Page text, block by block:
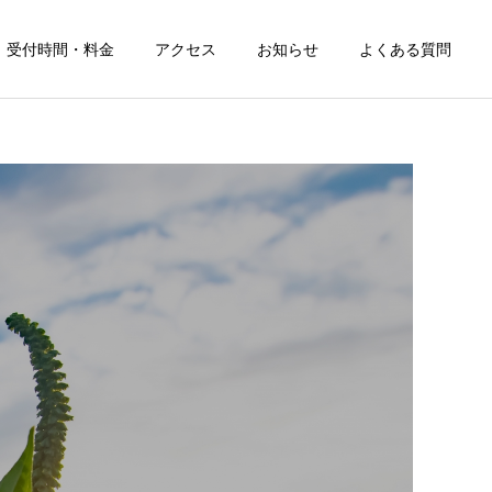
受付時間・料金 アクセス お知らせ よくある質問